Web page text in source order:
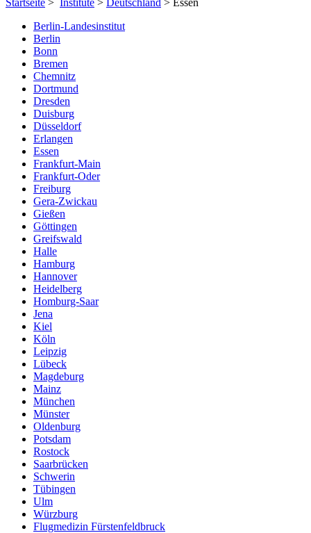
Startseite > Institute > Deutschland > Essen
Berlin-Landesinstitut
Berlin
Bonn
Bremen
Chemnitz
Dortmund
Dresden
Duisburg
Düsseldorf
Erlangen
Essen
Frankfurt-Main
Frankfurt-Oder
Freiburg
Gera-Zwickau
Gießen
Göttingen
Greifswald
Halle
Hamburg
Hannover
Heidelberg
Homburg-Saar
Jena
Kiel
Köln
Leipzig
Lübeck
Magdeburg
Mainz
München
Münster
Oldenburg
Potsdam
Rostock
Saarbrücken
Schwerin
Tübingen
Ulm
Würzburg
Flugmedizin Fürstenfeldbruck